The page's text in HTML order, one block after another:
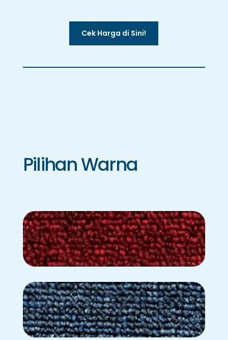
Cek Harga di Sini!
Pilihan Warna
BD-01
BD-02